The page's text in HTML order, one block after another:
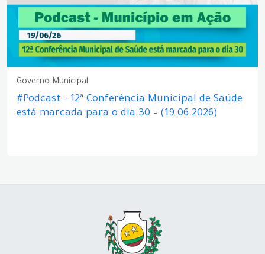
Governo Municipal
#Podcast – 12ª Conferência Municipal de Saúde
está marcada para o dia 30 – (19.06.2026)